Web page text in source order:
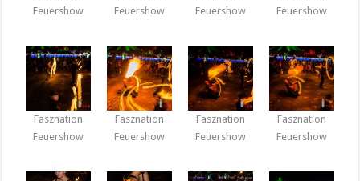
Feuershow
Feuershow
Feuershow
Feuershow
Fasznation
Feuershow
Fasznation
Feuershow
Fasznation
Feuershow
Fasznation
Feuershow